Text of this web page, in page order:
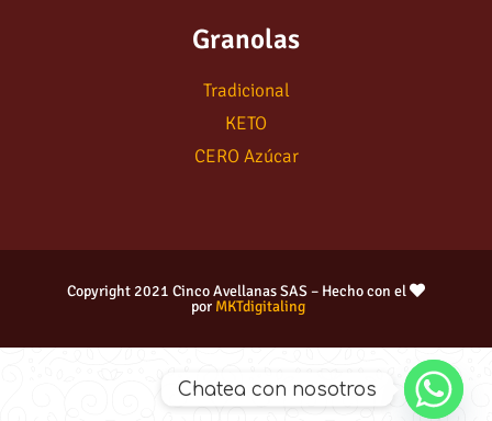
Granolas
Tradicional
KETO
CERO Azúcar
Copyright 2021 Cinco Avellanas SAS – Hecho con el
por MKTdigitaling
Chatea con nosotros